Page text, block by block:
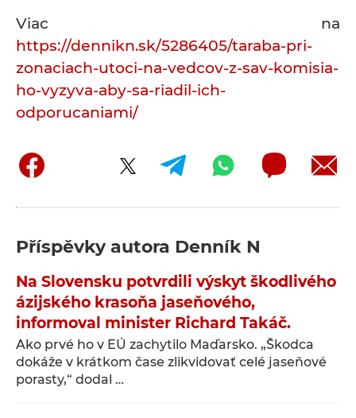
Viac na
https://dennikn.sk/5286405/taraba-pri-
zonaciach-utoci-na-vedcov-z-sav-komisia-
ho-vyzyva-aby-sa-riadil-ich-
odporucaniami/
Příspěvky autora Denník N
Na Slovensku potvrdili výskyt škodlivého
ázijského krasoňa jaseňového,
informoval minister Richard Takáč.
Ako prvé ho v EÚ zachytilo Maďarsko. „Škodca
dokáže v krátkom čase zlikvidovať celé jaseňové
porasty,“ dodal …